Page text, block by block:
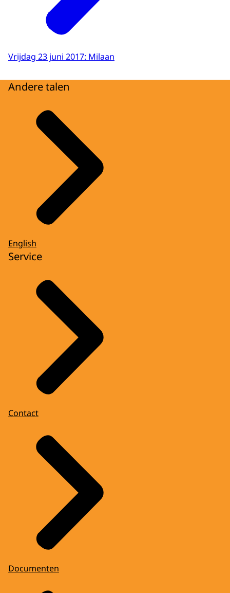
Vrijdag 23 juni 2017: Milaan
Andere talen
English
Service
Contact
Documenten